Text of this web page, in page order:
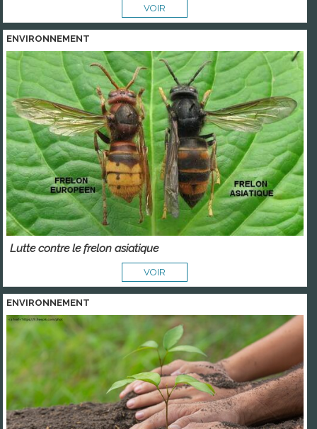
VOIR
ENVIRONNEMENT
Lutte contre le frelon asiatique
VOIR
ENVIRONNEMENT